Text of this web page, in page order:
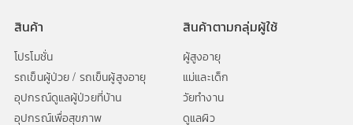
สินค้า
โปรโมชั่น
รถเข็นผู้ป่วย / รถเข็นผู้สูงอายุ
อุปกรณ์ดูแลผู้ป่วยที่บ้าน
อุปกรณ์เพื่อสุขภาพ
สินค้าตามกลุ่มผู้ใช้
ผู้สูงอายุ
แม่และเด็ก
วัยทำงาน
ดูแลผิว